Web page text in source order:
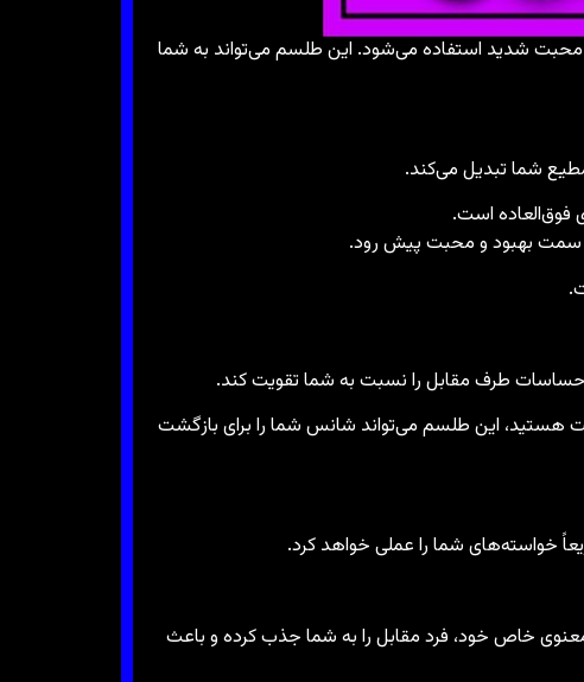
شدید استفاده می‌شود. این طلسم می‌تواند به شما
شما تبدیل می‌کند.
است.
سمت بهبود و محبت پیش رود.
طرف مقابل را نسبت به شما تقویت کند.
هستید، این طلسم می‌تواند شانس شما را برای بازگشت
خواسته‌های شما را عملی خواهد کرد.
معنوی خاص خود، فرد مقابل را به شما جذب کرده و باعث